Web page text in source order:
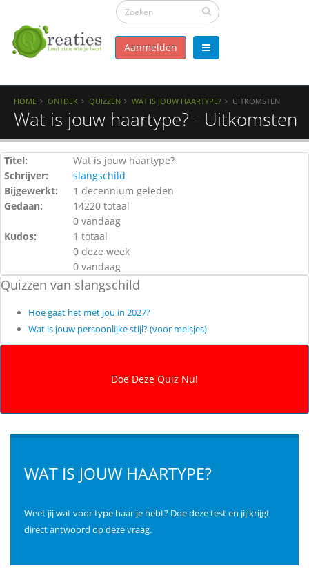
Aanmelden
HOME ONTDEK QUIZZEN WAT IS JOUW HAARTYPE? UITKOMSTEN
Wat is jouw haartype? - Uitkomsten
Titel:
Wat is jouw haartype?
Schrijver:
slangschild
Bijgewerkt:
1 decennium geleden
Gedaan:
14220 totaal
0 vandaag
Kudos:
1 totaal
0 deze week
0 vandaag
Quizzen van slangschild
Hoe gaat het met jou in 2027?
Wat is jouw persoonlijke stijl? (voor meisjes)
WAT IS JOUW HAARTYPE?
Weet jij wat voor type haar je hebt? Doe deze test en jij krijgt
direct antwoord op deze vraag.